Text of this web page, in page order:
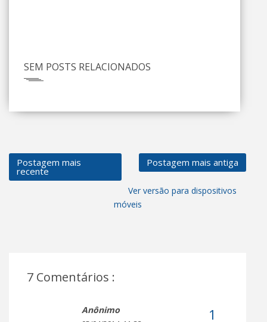
SEM POSTS RELACIONADOS
Postagem mais
recente
Postagem mais antiga
Ver versão para dispositivos
móveis
7 Comentários :
Anônimo